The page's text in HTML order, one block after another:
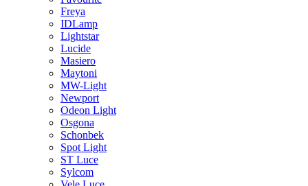
Freya
IDLamp
Lightstar
Lucide
Masiero
Maytoni
MW-Light
Newport
Odeon Light
Osgona
Schonbek
Spot Light
ST Luce
Sylcom